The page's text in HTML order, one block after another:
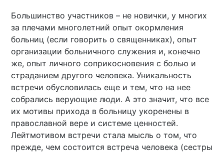
Большинство участников – не новички, у многих
за плечами многолетний опыт окормления
больниц (если говорить о священниках), опыт
организации больничного служения и, конечно
же, опыт личного соприкосновения с болью и
страданием другого человека. Уникальность
встречи обусловилась еще и тем, что на нее
собрались верующие люди. А это значит, что все
их мотивы прихода в больницу укоренены в
православной вере и системе ценностей.
Лейтмотивом встречи стала мысль о том, что
прежде, чем состоится встреча человека (сестры